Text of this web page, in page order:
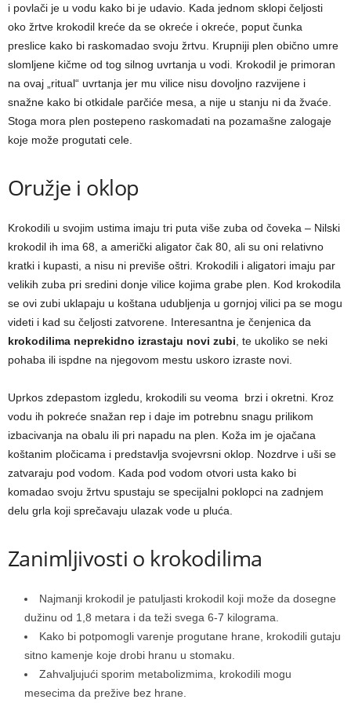
i povlači je u vodu kako bi je udavio. Kada jednom sklopi čeljosti
oko žrtve krokodil kreće da se okreće i okreće, poput čunka
preslice kako bi raskomadao svoju žrtvu. Krupniji plen obično umre
slomljene kičme od tog silnog uvrtanja u vodi. Krokodil je primoran
na ovaj „ritual“ uvrtanja jer mu vilice nisu dovoljno razvijene i
snažne kako bi otkidale parčiće mesa, a nije u stanju ni da žvaće.
Stoga mora plen postepeno raskomadati na pozamašne zalogaje
koje može progutati cele.
Oružje i oklop
Krokodili u svojim ustima imaju tri puta više zuba od čoveka – Nilski
krokodil ih ima 68, a američki aligator čak 80, ali su oni relativno
kratki i kupasti, a nisu ni previše oštri. Krokodili i aligatori imaju par
velikih zuba pri sredini donje vilice kojima grabe plen. Kod krokodila
se ovi zubi uklapaju u koštana udubljenja u gornjoj vilici pa se mogu
videti i kad su čeljosti zatvorene. Interesantna je čenjenica da
krokodilima neprekidno izrastaju novi zubi , te ukoliko se neki
pohaba ili ispdne na njegovom mestu uskoro izraste novi.
Uprkos zdepastom izgledu, krokodili su veoma brzi i okretni. Kroz
vodu ih pokreće snažan rep i daje im potrebnu snagu prilikom
izbacivanja na obalu ili pri napadu na plen. Koža im je ojačana
koštanim pločicama i predstavlja svojevrsni oklop. Nozdrve i uši se
zatvaraju pod vodom. Kada pod vodom otvori usta kako bi
komadao svoju žrtvu spustaju se specijalni poklopci na zadnjem
delu grla koji sprečavaju ulazak vode u pluća.
Zanimljivosti o krokodilima
Najmanji krokodil je patulјasti krokodil koji može da dosegne
dužinu od 1,8 metara i da teži svega 6-7 kilograma.
Kako bi potpomogli varenje progutane hrane, krokodili gutaju
sitno kamenje koje drobi hranu u stomaku.
Zahvalјujući sporim metabolizmima, krokodili mogu
mesecima da prežive bez hrane.